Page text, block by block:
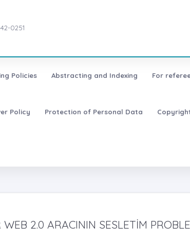
0251
Policies Abstracting and Indexing For
Policy Protection of Personal Data
2.0 ARACININ SESLETİM